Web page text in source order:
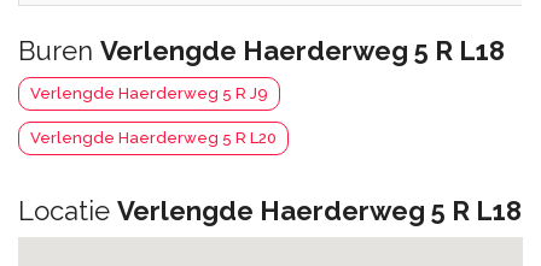
Buren Verlengde Haerderweg 5 R L18
Verlengde Haerderweg 5 R J9
Verlengde Haerderweg 5 R L20
Locatie Verlengde Haerderweg 5 R L18